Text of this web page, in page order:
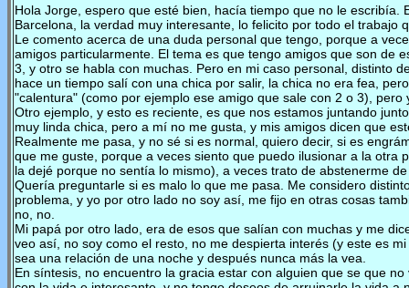
Hola Jorge, espero que esté bien, hacía tiempo que no le
Barcelona, la verdad muy interesante, lo felicito por todo el trabajo
Le comento acerca de una duda personal que tengo, porque a
amigos particularmente. El tema es que tengo amigos que son de
3, y otro se habla con muchas. Pero en mi caso personal, distinto
hace un tiempo salí con una chica por salir, la chica no era fea,
"calentura" (como por ejemplo ese amigo que sale con 2 o 3),
Otro ejemplo, y esto es reciente, es que nos estamos juntando
muy linda chica, pero a mí no me gusta, y mis amigos dicen que
Realmente me pasa, y no sé si es normal, quiero decir, si es
que me guste, porque a veces siento que puedo ilusionar a la
la dejé porque no sentía lo mismo), a veces trato de abstenerme
Quería preguntarle si es malo lo que me pasa. Me considero
problema, y yo por otro lado no soy así, me fijo en otras cosas
no, no.
Mi papá por otro lado, era de esos que salían con muchas y me
veo así, no soy como el resto, no me despierta interés (y este es
sea una relación de una noche y después nunca más la vea.
En síntesis, no encuentro la gracia estar con alguien que se que